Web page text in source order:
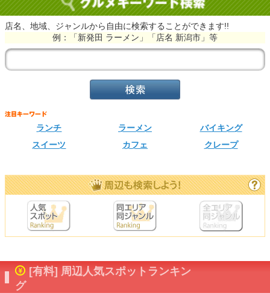
店名、地域、ジャンルから自由に検索することができます!!
例：「新発田 ラーメン」「店名 新潟市」等
ランチ ラーメン
バイキング
スイーツ
カフェ クレープ
[有料] 周辺人気スポットランキン
グ